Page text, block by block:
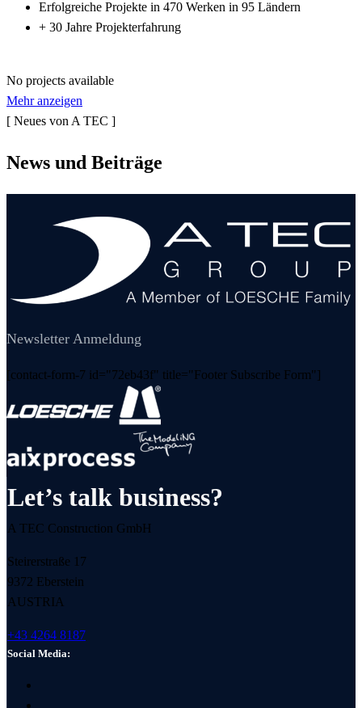
Erfolgreiche Projekte in 470 Werken in 95 Ländern
+ 30 Jahre Projekterfahrung
No projects available
Mehr anzeigen
[ Neues von A TEC ]
News und Beiträge
Newsletter Anmeldung
[contact-form-7 id="72eb43f" title="Footer Subscribe Form"]
Let’s talk business?
A TEC Construction GmbH
Steirerstraße 17
9372 Eberstein
AUSTRIA
+43 4264 8187
Social Media: